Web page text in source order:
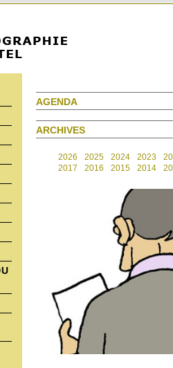
AGENDA
ARCHIVES
2026 2025 2024 2023
2017
2016 2015 2014